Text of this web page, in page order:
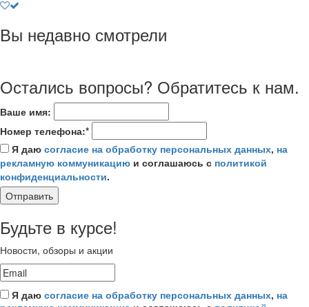
Вы недавно смотрели
Остались вопросы? Обратитесь к нам.
Ваше имя:
Номер телефона:*
Я даю согласие на обработку персональных данных, на
рекламную коммуникацию и соглашаюсь с политикой
конфиденциальности.
Отправить
Будьте в курсе!
Новости, обзоры и акции
Я даю согласие на обработку персональных данных, на